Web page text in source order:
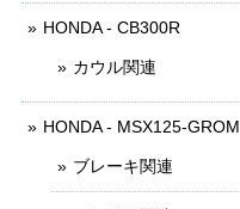
HONDA - CB300R
カウル関連
HONDA - MSX125-GROM
ブレーキ関連